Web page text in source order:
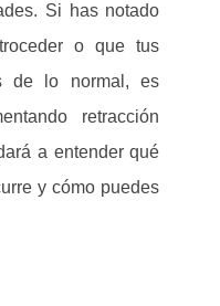
Si has notado
o que tus
de lo normal, es
retracción
a entender qué
y cómo puedes